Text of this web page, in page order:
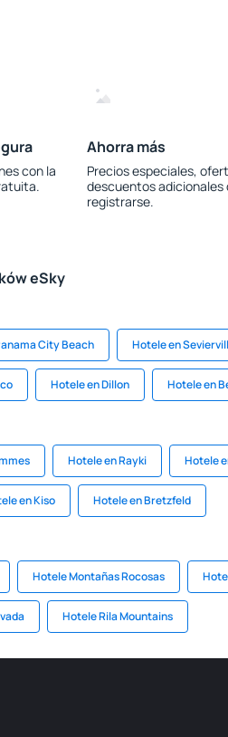
con la
Ahorra más
Precios especiales,
descuentos adicionales
registrarse.
eSky
City Beach Hotele en
Hotele en Dillon Hotele en
Hotele en Rayki Hotele
en Kiso Hotele en Bretzfeld
Hotele Montañas Rocosas
Hotele Rila Mountains